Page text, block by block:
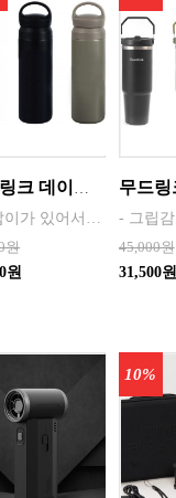
원
원
45,000원
31,500원
10%